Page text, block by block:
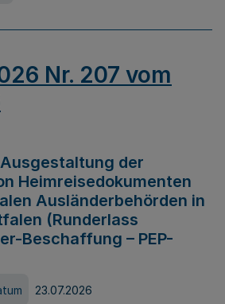
Nr. 207 vom
der
Heimreisedokumenten
Ausländerbehörden in
(Runderlass
Beschaffung – PEP-
23.07.2026